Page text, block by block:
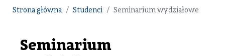
Strona główna Studenci Seminarium wydziałowe
Seminarium